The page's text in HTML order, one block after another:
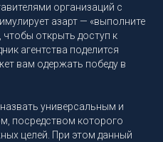
организаций с
азарт — «выполните
чтобы открыть доступ к
агентства поделится
вам одержать победу в
универсальным и
посредством которого
целей. При этом данный